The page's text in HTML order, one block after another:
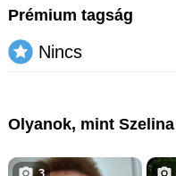
Prémium tagság
Nincs
Olyanok, mint Szelina